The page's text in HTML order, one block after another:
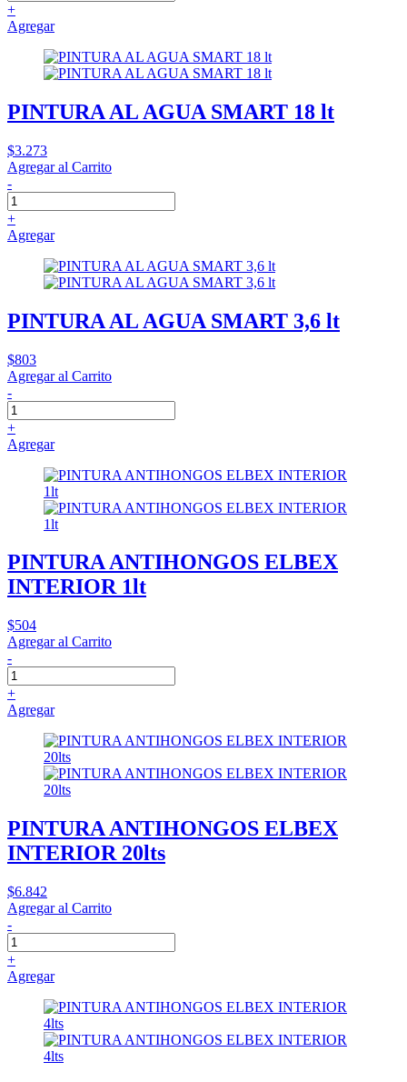
+
Agregar
PINTURA AL AGUA SMART 18 lt
$3.273
Agregar al Carrito
-
+
Agregar
PINTURA AL AGUA SMART 3,6 lt
$803
Agregar al Carrito
-
+
Agregar
PINTURA ANTIHONGOS ELBEX
INTERIOR 1lt
$504
Agregar al Carrito
-
+
Agregar
PINTURA ANTIHONGOS ELBEX
INTERIOR 20lts
$6.842
Agregar al Carrito
-
+
Agregar